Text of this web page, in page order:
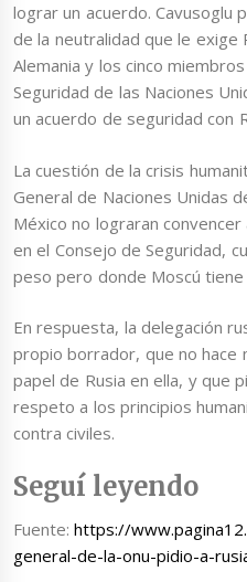
lograr un acuerdo. Cavusoglu
de la neutralidad que le exige
Alemania y los cinco
Seguridad de las Naciones
un acuerdo de seguridad con
La cuestión de la crisis
General de Naciones Unidas
México no lograran
en el Consejo de Seguridad,
peso pero donde Moscú
En respuesta, la delegación
propio borrador, que no hace
papel de Rusia en ella, y que
respeto a los principios
contra civiles.
Seguí leyendo
Fuente:https://
general-de-la-onu-pidio-a-